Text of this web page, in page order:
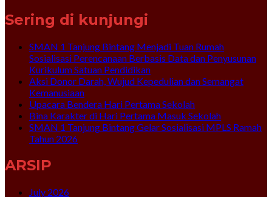
Sering di kunjungi
SMAN 1 Tanjung Bintang Menjadi Tuan Rumah
Sosialisasi Perencanaan Berbasis Data dan Penyusunan
Kurikulum Satuan Pendidikan
Aksi Donor Darah, Wujud Kepedulian dan Semangat
Kemanusiaan
Upacara Bendera Hari Pertama Sekolah
Bina Karakter di Hari Pertama Masuk Sekolah
SMAN 1 Tanjung Bintang Gelar Sosialisasi MPLS Ramah
Tahun 2026
ARSIP
July 2026